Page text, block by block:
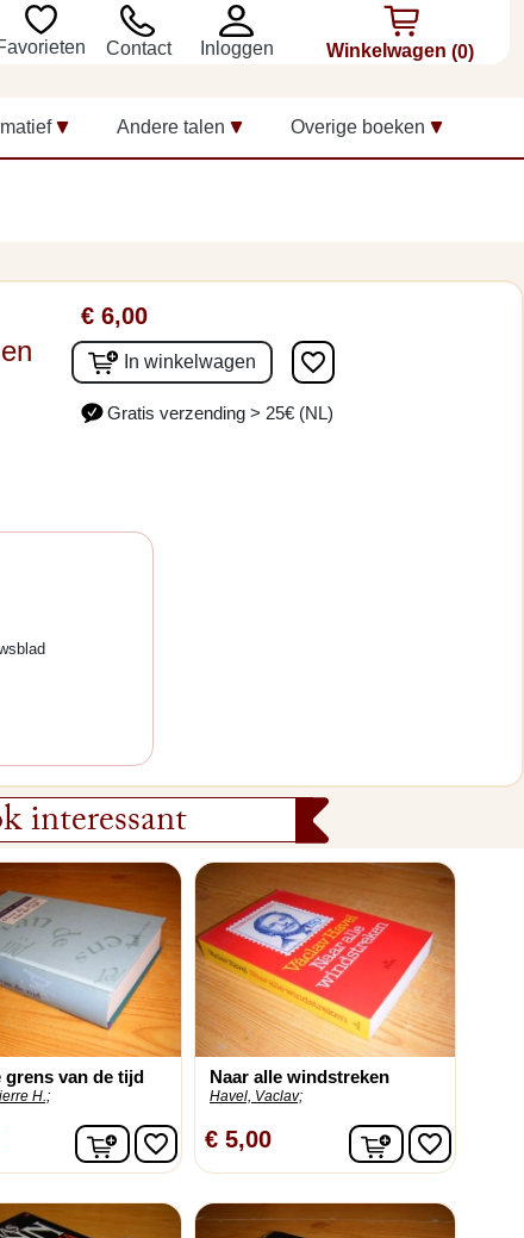
Contact Inloggen Winkelwagen (0)
Andere talen Overige boeken
€ 6,00
In winkelwagen favorite_border
Gratis verzending > 25€ (NL)
interessant
grens van de tijd
H.;
In winkelwagen
favorite_border
Naar alle windstreken
Havel, Vaclav;
€ 5,00 Infavorite_border